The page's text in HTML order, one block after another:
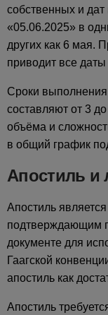
собственных и
«05.06.2025» в
других как 6 мая.
приводит все даты
Сроки
составляют от 3
объёма и
в общий график
Апостиль и
Апостиль
подтверждающим
документе для
Гаагской
апостиль как
Апостиль